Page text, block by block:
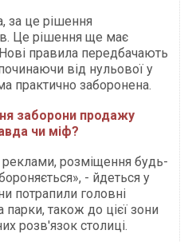
за це рішення
Це рішення ще має
правила передбачають
від нульової у
практично заборонена.
заборони продажу
чи міф?
реклами, розміщення будь-
- йдеться у
потрапили головні
парки, також до цієї зони
розв'язок столиці.